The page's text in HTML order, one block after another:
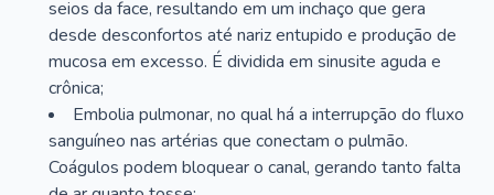
seios da face, resultando em um inchaço que gera
desde desconfortos até nariz entupido e produção de
mucosa em excesso. É dividida em sinusite aguda e
crônica;
Embolia pulmonar, no qual há a interrupção do fluxo
sanguíneo nas artérias que conectam o pulmão.
Coágulos podem bloquear o canal, gerando tanto falta